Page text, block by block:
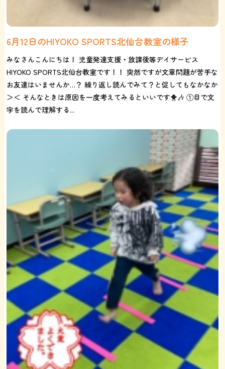
6月12日のHIYOKO SPORTS北仙台教室の様子
みなさんこんにちは！ 児童発達支援・放課後等デイサービス
HIYOKO SPORTS北仙台教室です！！ 突然ですが文章問題が苦手な
お友達はいませんか…？ 繰り返し読んでみて？と促してもなかなか
＞＜ そんなときは原因を一度考えてみるといいです🐥🎶 ①目で文
字を読んで理解する...